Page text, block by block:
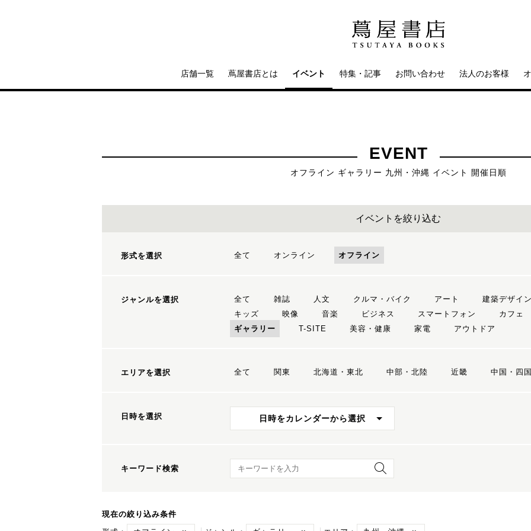
店舗一覧 蔦屋書店とは イベント 特集・記事 お問い合わせ 法人のお客様
EVENT
オフライン ギャラリー 九州・沖縄 イベント 開催日順
イベントを絞り込む
形式を選択 全て オンライン オフライン
ジャンルを選択 全て 雑誌 人文 クルマ・バイク アート 建築デザイン
キッズ
映像 音楽 ビジネス スマートフォン カフェ
ギャラリー
T-SITE 美容・健康 家電 アウトドア
エリアを選択 全て 関東 北海道・東北 中部・北陸 近畿 中国・四国
日時を選択 日時をカレンダーから選択
キーワード検索 キーワード検索
現在の絞り込み条件